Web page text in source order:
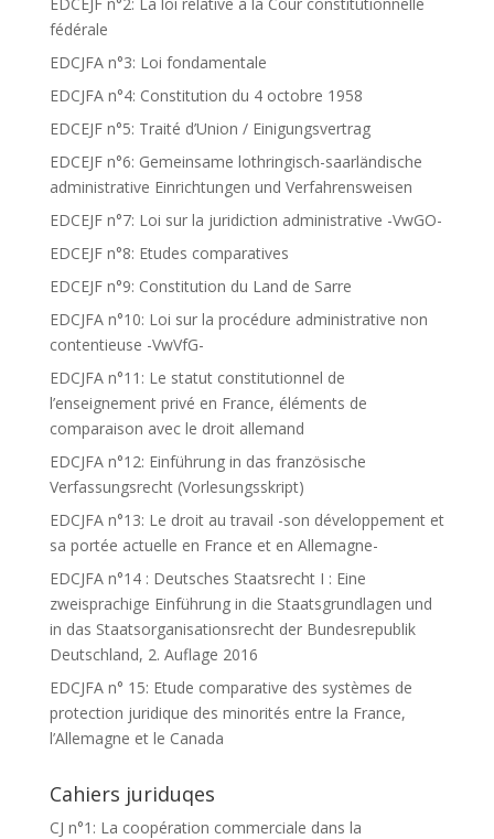
fédérale
EDCJFA n°3: Loi fondamentale
EDCJFA n°4: Constitution du 4 octobre 1958
EDCEJF n°5: Traité d’Union / Einigungsvertrag
EDCEJF n°6: Gemeinsame lothringisch-saarländische
administrative Einrichtungen und Verfahrensweisen
EDCEJF n°7: Loi sur la juridiction administrative -VwGO-
EDCEJF n°8: Etudes comparatives
EDCEJF n°9: Constitution du Land de Sarre
EDCJFA n°10: Loi sur la procédure administrative non
contentieuse -VwVfG-
EDCJFA n°11: Le statut constitutionnel de
l’enseignement privé en France, éléments de
comparaison avec le droit allemand
EDCJFA n°12: Einführung in das französische
Verfassungsrecht (Vorlesungsskript)
EDCJFA n°13: Le droit au travail -son développement et
sa portée actuelle en France et en Allemagne-
EDCJFA n°14 : Deutsches Staatsrecht I : Eine
zweisprachige Einführung in die Staatsgrundlagen und
in das Staatsorganisationsrecht der Bundesrepublik
Deutschland, 2. Auflage 2016
EDCJFA n° 15: Etude comparative des systèmes de
protection juridique des minorités entre la France,
l’Allemagne et le Canada
Cahiers juriduqes
CJ n°1: La coopération commerciale dans la